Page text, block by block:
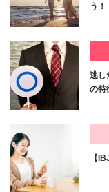
う！
逃し
の特
【